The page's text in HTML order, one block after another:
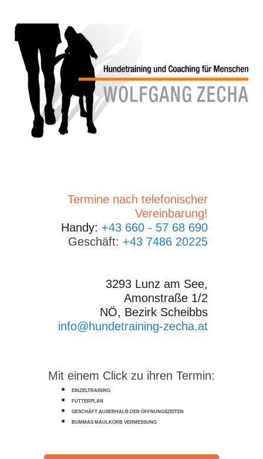
Termine nach telefonischer
Vereinbarung!
Handy: +43 660 - 57 68 690
Geschäft: +43 7486 20225
3293 Lunz am See,
Amonstraße 1/2
NÖ, Bezirk Scheibbs
info@hundetraining-zecha.at
Mit einem Click zu ihren Termin:
EINZELTRAINING
FUTTERPLAN
GESCHÄFT AUSERHALB DER ÖFFNUNGSZEITEN
BUMMAS MAULKORB VERMESSUNG